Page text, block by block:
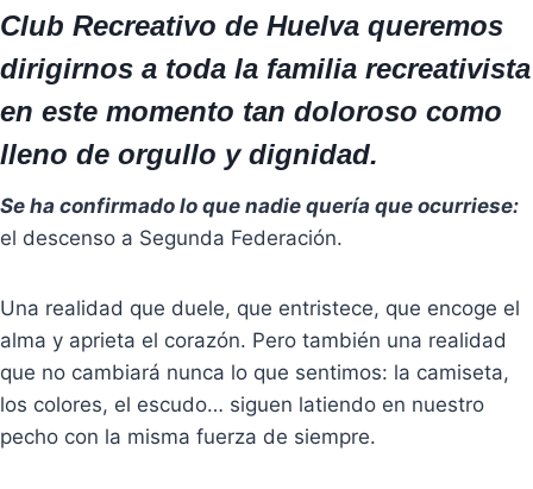
Club Recreativo de Huelva queremos
dirigirnos a toda la familia recreativista
en este momento tan doloroso como
lleno de orgullo y dignidad.
Se ha confirmado lo que nadie quería que ocurriese:
el descenso a Segunda Federación.
Una realidad que duele, que entristece, que encoge el
alma y aprieta el corazón. Pero también una realidad
que no cambiará nunca lo que sentimos: la camiseta,
los colores, el escudo… siguen latiendo en nuestro
pecho con la misma fuerza de siempre.